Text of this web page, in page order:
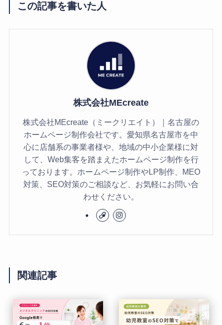
この記事を書いた人
株式会社MEcreate
株式会社MEcreate（ミークリエイト）｜名古屋の
ホームページ制作会社です。愛知県名古屋市を中
心に店舗系の事業者様や、地域の中小企業様に対
して、Web集客を踏まえたホームページ制作を行
っております。ホームページ制作やLP制作、MEO
対策、SEO対策のご相談など、お気軽にお問い合
わせください。
関連記事